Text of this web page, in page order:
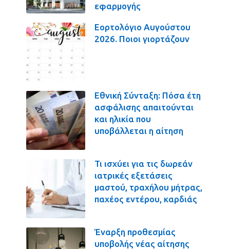
εφαρμογής
Εορτολόγιο Αυγούστου
2026. Ποιοι γιορτάζουν
Εθνική Σύνταξη: Πόσα έτη
ασφάλισης απαιτούνται
και ηλικία που
υποβάλλεται η αίτηση
Τι ισχύει για τις δωρεάν
ιατρικές εξετάσεις
μαστού, τραχήλου μήτρας,
παχέος εντέρου, καρδιάς
Έναρξη προθεσμίας
υποβολής νέας αίτησης